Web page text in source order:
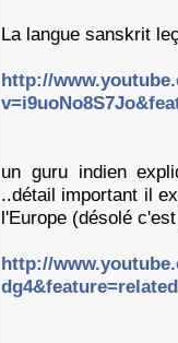
La langue sanskrit
http://
un guru indien
..détail important il
l'Europe (désolé
http://
dg4&feature=related